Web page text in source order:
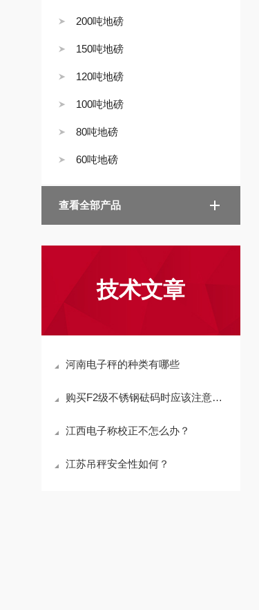
200吨地磅
150吨地磅
120吨地磅
100吨地磅
80吨地磅
60吨地磅
查看全部产品
技术文章
河南电子秤的种类有哪些
购买F2级不锈钢砝码时应该注意什么问题
江西电子称校正不怎么办？
江苏吊秤安全性如何？